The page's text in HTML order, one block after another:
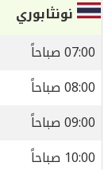
نونثابوري
07:00 صباحاً
08:00 صباحاً
09:00 صباحاً
10:00 صباحاً